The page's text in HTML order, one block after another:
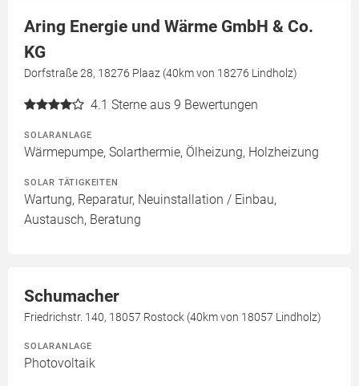
Aring Energie und Wärme GmbH & Co.
KG
Dorfstraße 28, 18276 Plaaz (40km von 18276 Lindholz)
4.1 Sterne aus 9 Bewertungen
SOLARANLAGE
Wärmepumpe, Solarthermie, Ölheizung, Holzheizung
SOLAR TÄTIGKEITEN
Wartung, Reparatur, Neuinstallation / Einbau,
Austausch, Beratung
Schumacher
Friedrichstr. 140, 18057 Rostock (40km von 18057 Lindholz)
SOLARANLAGE
Photovoltaik